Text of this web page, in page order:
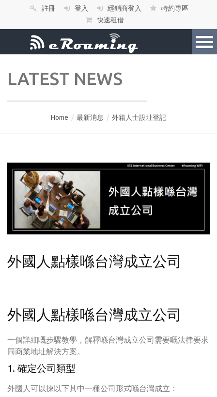
註冊 登入 經銷商登入
特約專區
快速租借
LATEST NEWS
Home / 最新消息 / 外籍人士設址登記
外國人點樣喺台灣成立公司
外國人點樣喺台灣成立公司
一個詳細嘅步驟教學，解釋喺台灣成立公司需要嘅法律要求
同商業地址解決方案。
1. 確定公司類型
外國人可以揀以下其中一種公司形式喺台灣成立：